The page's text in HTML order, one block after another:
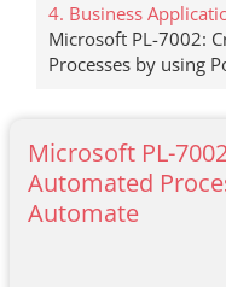
4. Business
Microsoft PL-7002:
Processes by using
Microsoft PL-
Automated
Automate